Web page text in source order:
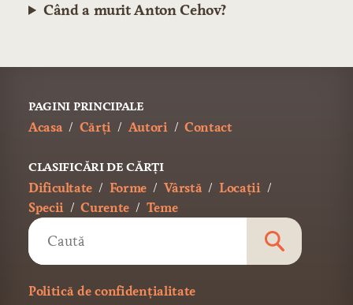
Când a murit Anton Cehov?
Politică de confidențialitate
PAGINI PRINCIPALE
Acasa Cărți Autori Contact
CLASIFICĂRI DE CĂRȚI
Dificultate Forme Vârstă
Locații
Specii
Curente Teme